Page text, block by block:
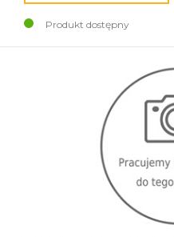
Produkt dostępny